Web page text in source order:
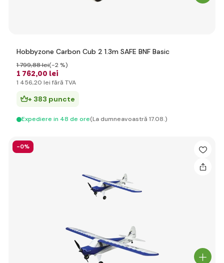
Hobbyzone Carbon Cub 2 1.3m SAFE BNF Basic
1 762,00 lei
1 799,88 lei(-2 %)
1 456,20 lei fără TVA
+ 383 puncte
Expediere in 48 de ore(La dumneavoastră 17.08.)
-0%